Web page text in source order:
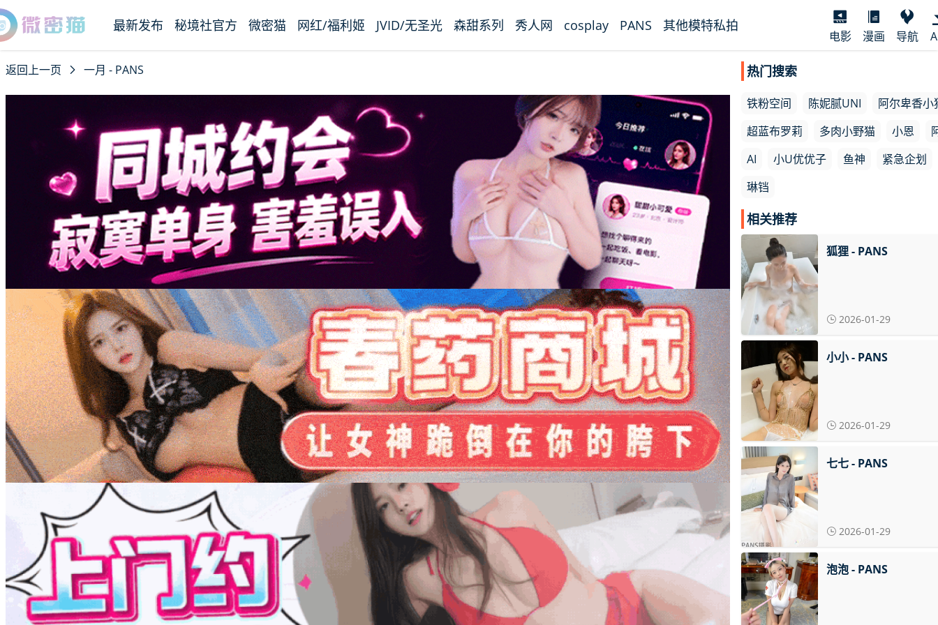
最新发布 秘境社官方 微密猫 网红/福利姬 JVID/无圣光 森甜系列 秀人网 cosplay PANS 其他模特私拍
电影 漫画 导航
返回上一页 一月 - PANS 热门搜索
铁粉空间 陈妮腻UNI
阿尔卑香小
超蓝布罗莉
多肉小野猫 小恩
AI
小U优优子 鱼神
紧急企划
琳铛
相关推荐
狐狸 - PANS
2026-01-29
小小 - PANS
2026-01-29
七七 - PANS
2026-01-29
泡泡 - PANS